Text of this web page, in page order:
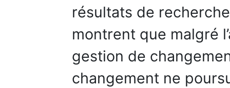
résultats de
montrent que malgré
gestion de
changement ne